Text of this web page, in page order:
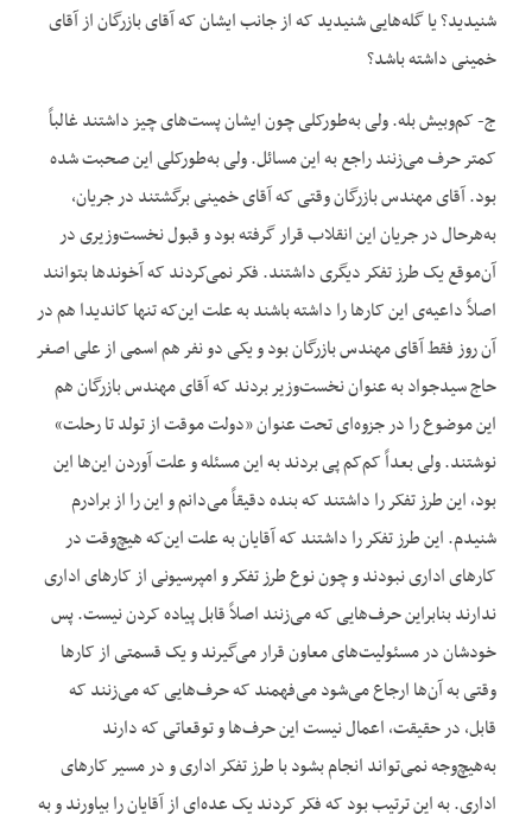
شنیدید؟ یا گله‌هایی شنیدید که از جانب ایشان که آقای بازرگان از آقای
خمینی داشته باشد؟
ج- کم‌وبیش بله. ولی به‌طورکلی چون ایشان پست‌های چیز داشتند غالباً
کمتر حرف می‌زنند راجع به این مسائل. ولی به‌طورکلی این صحبت شده
بود. آقای مهندس بازرگان وقتی که آقای خمینی برگشتند در جریان،
به‌هرحال در جریان این انقلاب قرار گرفته بود و قبول نخست‌وزیری در
آن‌موقع یک طرز تفکر دیگری داشتند. فکر نمی‌کردند که آخوندها بتوانند
اصلاً داعیه‌ی این کارها را داشته باشند به علت این‌که تنها کاندیدا هم در
آن روز فقط آقای مهندس بازرگان بود و یکی دو نفر هم اسمی از علی اصغر
حاج سیدجواد به عنوان نخست‌وزیر بردند که آقای مهندس بازرگان هم
این موضوع را در جزوه‌ای تحت عنوان «دولت موقت از تولد تا رحلت»
نوشتند. ولی بعداً کم‌کم پی بردند به این مسئله و علت آوردن این‌ها این
بود، این طرز تفکر را داشتند که بنده دقیقاً می‌دانم و این را از برادرم
شنیدم. این طرز تفکر را داشتند که آقایان به علت این‌که هیچ‌وقت در
کارهای اداری نبودند و چون نوع طرز تفکر و امپرسیونی از کارهای اداری
ندارند بنابراین حرف‌هایی که می‌زنند اصلاً قابل پیاده کردن نیست. پس
خودشان در مسئولیت‌های معاون قرار می‌گیرند و یک قسمتی از کارها
وقتی به آن‌ها ارجاع می‌شود می‌فهمند که حرف‌هایی که می‌زنند که
قابل، در حقیقت، اعمال نیست این حرف‌ها و توقعاتی که دارند
به‌هیچ‌وجه نمی‌تواند انجام بشود با طرز تفکر اداری و در مسیر کارهای
اداری. به این ترتیب بود که فکر کردند یک عده‌ای از آقایان را بیاورند و به